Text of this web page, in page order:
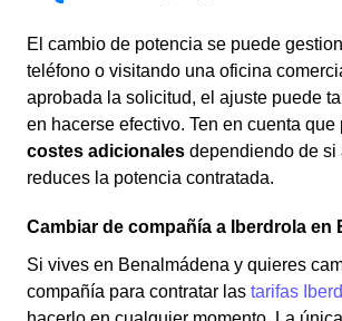
El cambio de potencia se puede
teléfono o visitando una oficina
aprobada la solicitud, el ajuste puede
en hacerse efectivo. Ten en cuenta
costes adicionales dependiendo de si
reduces la potencia contratada.
Cambiar de compañía a Iberdrola en
Si vives en Benalmádena y quieres
compañía para contratar las tarifas